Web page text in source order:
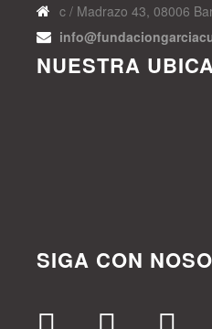
c / Madrazo 43, 08006
NUESTRA
SIGA CON